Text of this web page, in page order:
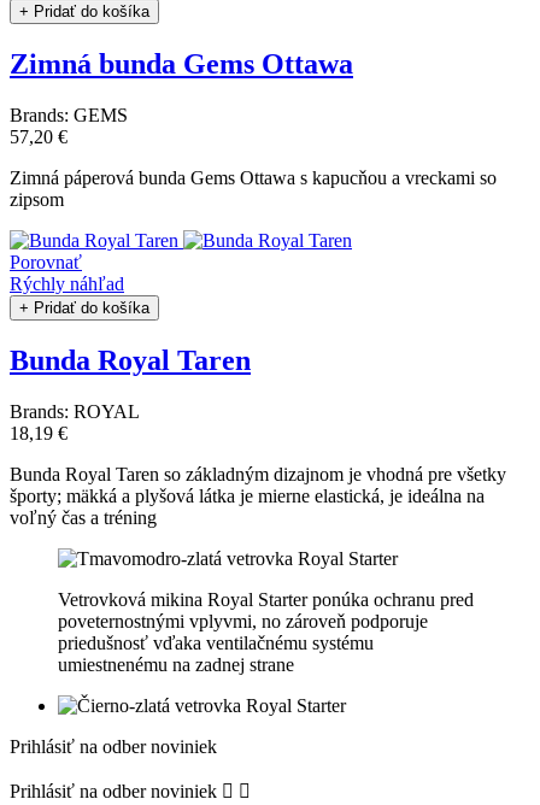
+ Pridať do košíka
Zimná bunda Gems Ottawa
Brands: GEMS
57,20 €
Zimná páperová bunda Gems Ottawa s kapucňou a vreckami so
zipsom
Porovnať
Rýchly náhľad
+ Pridať do košíka
Bunda Royal Taren
Brands: ROYAL
18,19 €
Bunda Royal Taren so základným dizajnom je vhodná pre všetky
športy; mäkká a plyšová látka je mierne elastická, je ideálna na
voľný čas a tréning
Vetrovková mikina Royal Starter ponúka ochranu pred
poveternostnými vplyvmi, no zároveň podporuje
priedušnosť vďaka ventilačnému systému
umiestnenému na zadnej strane
Prihlásiť na odber noviniek
Prihlásiť na odber noviniek  